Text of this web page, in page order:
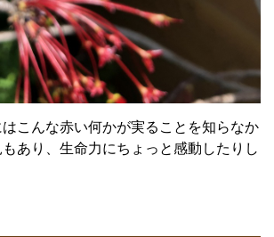
こんな赤い何かが実ることを知らなか
あり、生命力にちょっと感動したりし